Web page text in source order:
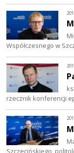
Współczesnego w
rzecznik konferencji
Szczecińskiego,